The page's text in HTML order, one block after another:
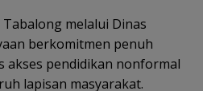
melalui Dinas
berkomitmen penuh
akses pendidikan nonformal
lapisan masyarakat.